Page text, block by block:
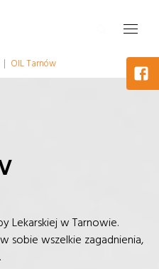
| OIL Tarnów
Lekarskiej w Tarnowie.
sobie wszelkie zagadnienia,